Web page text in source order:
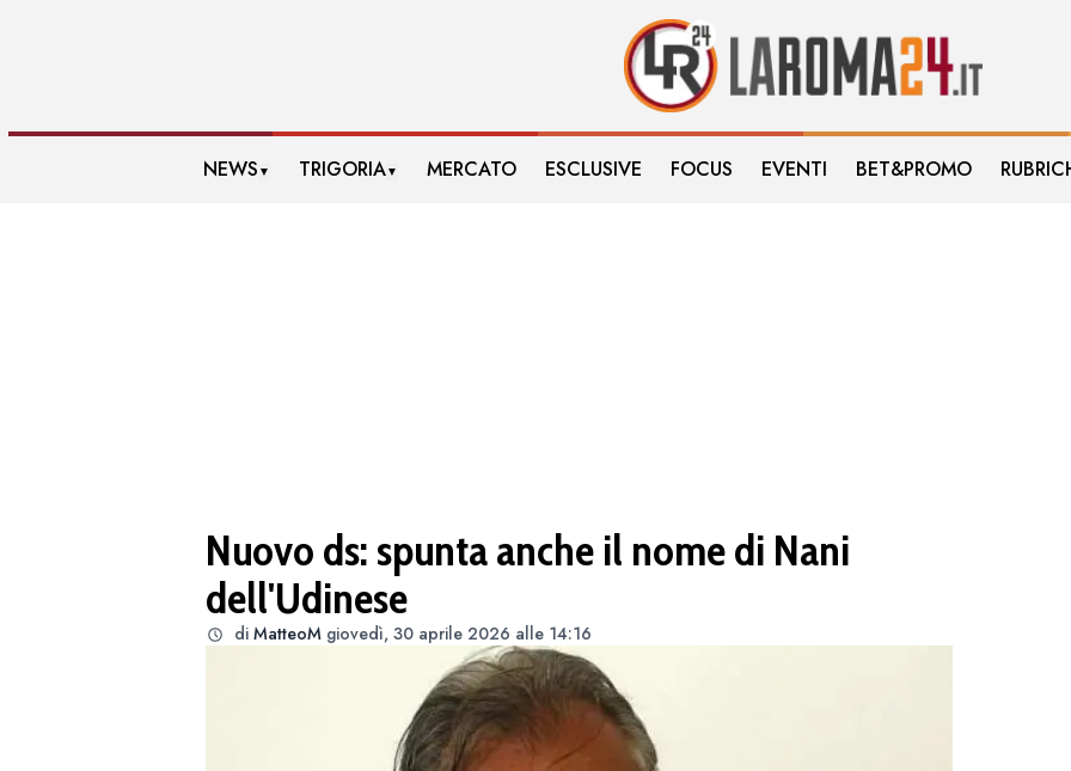
NEWS ▼ TRIGORIA▼ MERCATO ESCLUSIVE FOCUS EVENTI BET&PROMO
Nuovo ds: spunta anche il nome di Nani
dell'Udinese
di MatteoM giovedì, 30 aprile 2026 alle 14:16